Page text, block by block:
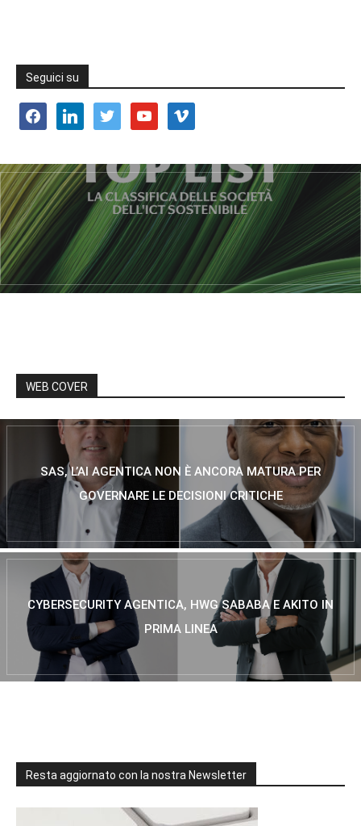
Seguici su
facebooklinkedin twitter youtube vimeo
WEB COVER
SAS, L’AI AGENTICA NON È ANCORA MATURA PER
GOVERNARE LE DECISIONI CRITICHE
CYBERSECURITY AGENTICA, HWG SABABA E AKITO IN
PRIMA LINEA
Resta aggiornato con la nostra Newsletter